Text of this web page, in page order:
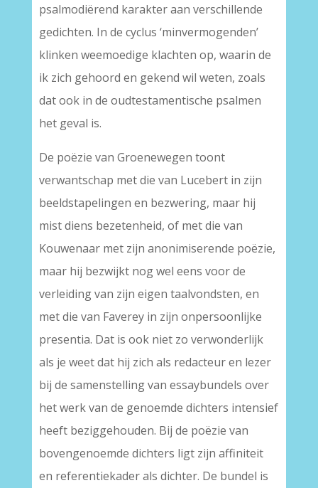
psalmodiërend karakter aan verschillende
gedichten. In de cyclus ‘minvermogenden’
klinken weemoedige klachten op, waarin de
ik zich gehoord en gekend wil weten, zoals
dat ook in de oudtestamentische psalmen
het geval is.
De poëzie van Groenewegen toont
verwantschap met die van Lucebert in zijn
beeldstapelingen en bezwering, maar hij
mist diens bezetenheid, of met die van
Kouwenaar met zijn anonimiserende poëzie,
maar hij bezwijkt nog wel eens voor de
verleiding van zijn eigen taalvondsten, en
met die van Faverey in zijn onpersoonlijke
presentia. Dat is ook niet zo verwonderlijk
als je weet dat hij zich als redacteur en lezer
bij de samenstelling van essaybundels over
het werk van de genoemde dichters intensief
heeft beziggehouden. Bij de poëzie van
bovengenoemde dichters ligt zijn affiniteit
en referentiekader als dichter. De bundel is